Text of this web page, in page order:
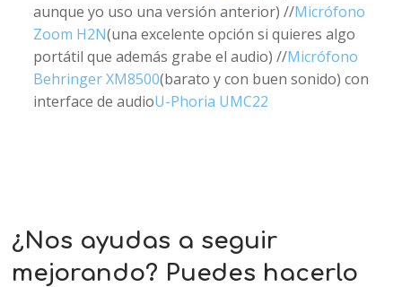
aunque yo uso una versión anterior) //Micrófono
Zoom H2N(una excelente opción si quieres algo
portátil que además grabe el audio) //Micrófono
Behringer XM8500(barato y con buen sonido) con
interface de audioU-Phoria UMC22
¿Nos ayudas a seguir
mejorando? Puedes hacerlo